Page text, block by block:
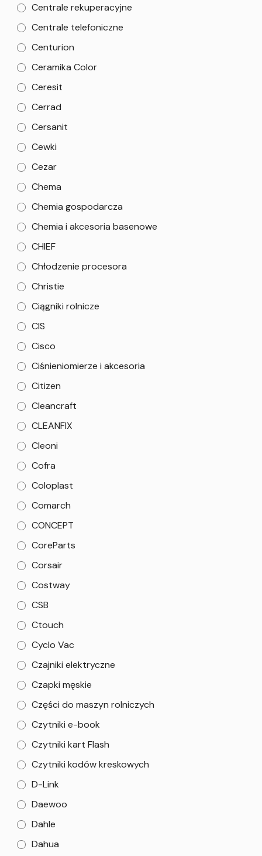
Centrale rekuperacyjne
Centrale telefoniczne
Centurion
Ceramika Color
Ceresit
Cerrad
Cersanit
Cewki
Cezar
Chema
Chemia gospodarcza
Chemia i akcesoria basenowe
CHIEF
Chłodzenie procesora
Christie
Ciągniki rolnicze
CIS
Cisco
Ciśnieniomierze i akcesoria
Citizen
Cleancraft
CLEANFIX
Cleoni
Cofra
Coloplast
Comarch
CONCEPT
CoreParts
Corsair
Costway
CSB
Ctouch
Cyclo Vac
Czajniki elektryczne
Czapki męskie
Części do maszyn rolniczych
Czytniki e-book
Czytniki kart Flash
Czytniki kodów kreskowych
D-Link
Daewoo
Dahle
Dahua